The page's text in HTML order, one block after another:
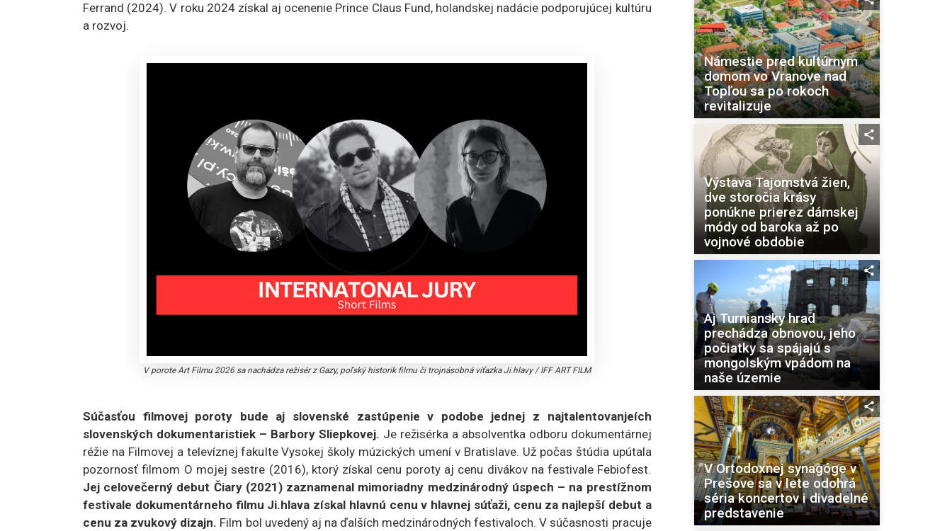
Ferrand (2024). V roku 2024 získal aj ocenenie Prince Claus Fund, holandskej nadácie podporujúcej kultúru
a rozvoj.
V porote Art Filmu 2026 sa nachádza režisér z Gazy, poľský historik filmu či trojnásobná víťazka Ji.hlavy/IFF ART FILM
Súčasťou filmovej poroty bude aj slovenské zastúpenie v podobe jednej z najtalentovanjeích
slovenských dokumentaristiek – Barbory Sliepkovej. Je režisérka a absolventka odboru dokumentárnej
réžie na Filmovej a televíznej fakulte Vysokej školy múzických umení v Bratislave. Už počas štúdia upútala
pozornosť filmom O mojej sestre (2016), ktorý získal cenu poroty aj cenu divákov na festivale Febiofest.
Jej celovečerný debut Čiary (2021) zaznamenal mimoriadny medzinárodný úspech – na prestížnom
festivale dokumentárneho filmu Ji.hlava získal hlavnú cenu v hlavnej súťaži, cenu za najlepší debut a
cenu za zvukový dizajn. Film bol uvedený aj na ďalších medzinárodných festivaloch. V súčasnosti pracuje
Námestie pred kultúrnym
domom vo Vranove nad
Topľou sa po rokoch
revitalizuje
Výstava Tajomstvá žien,
dve storočia krásy
ponúkne prierez dámskej
módy od baroka až po
vojnové obdobie
Aj Turniansky hrad
prechádza obnovou, jeho
počiatky sa spájajú s
mongolským vpádom na
naše územie
V Ortodoxnej synagóge v
Prešove sa v lete odohrá
séria koncertov i divadelné
predstavenie